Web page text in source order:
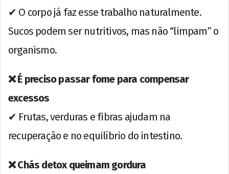
✔ O corpo já faz esse trabalho naturalmente.
Sucos podem ser nutritivos, mas não “limpam” o
organismo.
❌ É preciso passar fome para compensar
excessos
✔ Frutas, verduras e fibras ajudam na
recuperação e no equilíbrio do intestino.
❌ Chás detox queimam gordura